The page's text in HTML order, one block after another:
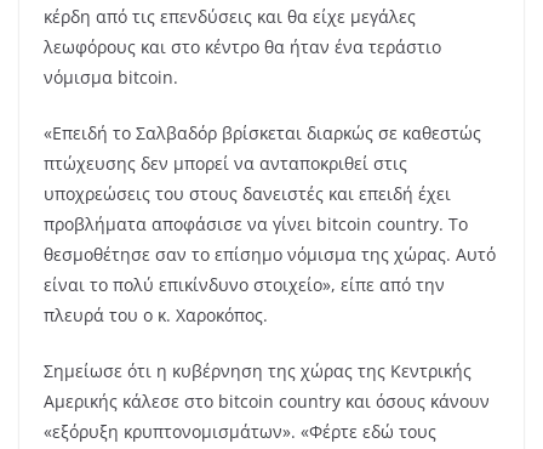
κέρδη από τις επενδύσεις και θα είχε μεγάλες
λεωφόρους και στο κέντρο θα ήταν ένα τεράστιο
νόμισμα bitcoin.
«Επειδή το Σαλβαδόρ βρίσκεται διαρκώς σε καθεστώς
πτώχευσης δεν μπορεί να ανταποκριθεί στις
υποχρεώσεις του στους δανειστές και επειδή έχει
προβλήματα αποφάσισε να γίνει bitcoin country. Το
θεσμοθέτησε σαν το επίσημο νόμισμα της χώρας. Αυτό
είναι το πολύ επικίνδυνο στοιχείο», είπε από την
πλευρά του ο κ. Χαροκόπος.
Σημείωσε ότι η κυβέρνηση της χώρας της Κεντρικής
Αμερικής κάλεσε στο bitcoin country και όσους κάνουν
«εξόρυξη κρυπτονομισμάτων». «Φέρτε εδώ τους